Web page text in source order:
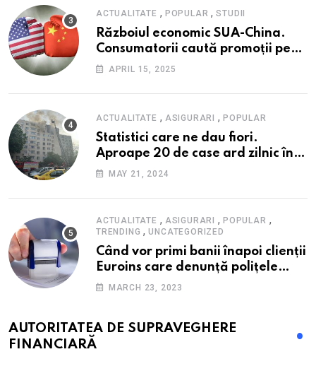
ACTUALITATE , POPULAR ,STUDII
Războiul economic SUA-China.
Consumatorii caută promoții pe
fondul scumpirilor, mai ales la
APRIL 15, 2025
ACTUALITATE , ASIGURARI ,POPULAR
Statistici care ne dau fiori.
Aproape 20 de case ard zilnic în
România, iar pagubele au
nici 40 de lei pe lună
MAY 21, 2024
ACTUALITATE , ASIGURARI ,POPULAR ,
TRENDING ,UNCATEGORIZED
Când vor primi banii înapoi clienții
Euroins care denunță polițele
RCA? Toți pașii și toate termenele
MARCH 23, 2023
AUTORITATEA DE SUPRAVEGHERE
FINANCIARĂ